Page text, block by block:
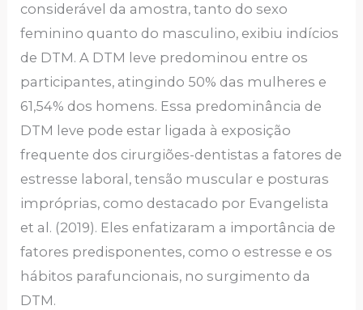
considerável da amostra, tanto do sexo
feminino quanto do masculino, exibiu indícios
de DTM. A DTM leve predominou entre os
participantes, atingindo 50% das mulheres e
61,54% dos homens. Essa predominância de
DTM leve pode estar ligada à exposição
frequente dos cirurgiões-dentistas a fatores de
estresse laboral, tensão muscular e posturas
impróprias, como destacado por Evangelista
et al. (2019). Eles enfatizaram a importância de
fatores predisponentes, como o estresse e os
hábitos parafuncionais, no surgimento da
DTM.